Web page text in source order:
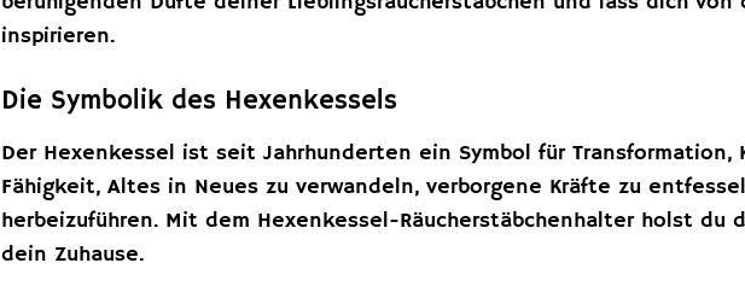
inspirieren.
Die Symbolik des Hexenkessels
Der Hexenkessel ist seit Jahrhunderten ein Symbol für
Fähigkeit, Altes in Neues zu verwandeln, verborgene Kräfte zu
herbeizuführen. Mit dem Hexenkessel-Räucherstäbchenhalter holst
dein Zuhause.